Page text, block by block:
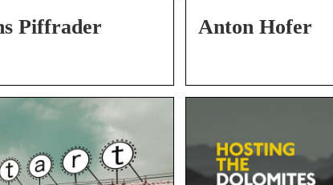
Piffrader Anton Hofer